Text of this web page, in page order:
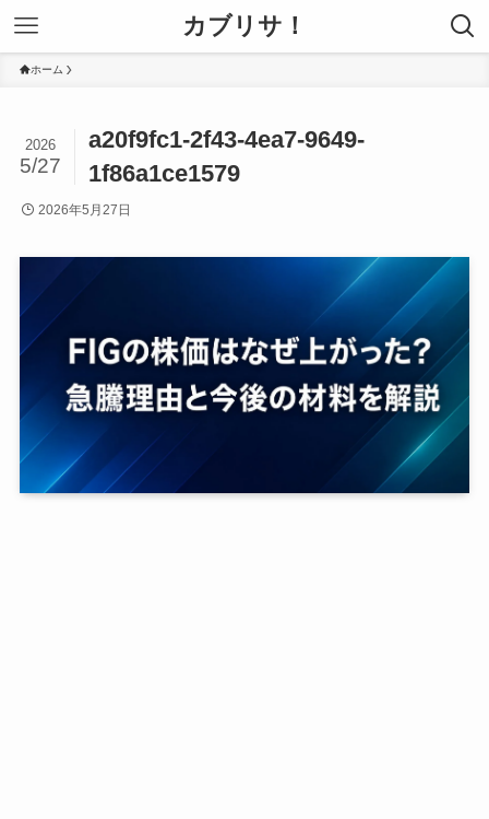
カブリサ！
ホーム
a20f9fc1-2f43-4ea7-9649-
1f86a1ce1579
2026
5/27
2026年5月27日